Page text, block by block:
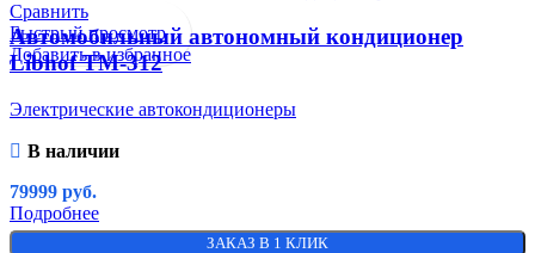
Сравнить
Быстрый просмотр
Добавить в избранное
Автомобильный автономный кондиционер
Libhof TM-312
Электрические автокондиционеры
В наличии
79999 руб.
Подробнее
ЗАКАЗ В 1 КЛИК